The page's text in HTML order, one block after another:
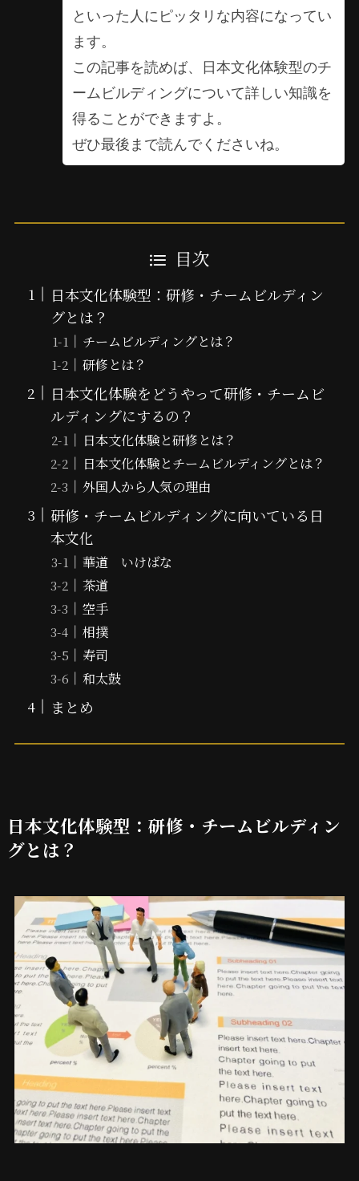
といった人にピッタリな内容になってい
ます。
この記事を読めば、日本文化体験型のチ
ームビルディングについて詳しい知識を
得ることができますよ。
ぜひ最後まで読んでくださいね。
目次
日本文化体験型：研修・チームビルディン
グとは？
チームビルディングとは？
研修とは？
日本文化体験をどうやって研修・チームビ
ルディングにするの？
日本文化体験と研修とは？
日本文化体験とチームビルディングとは？
外国人から人気の理由
研修・チームビルディングに向いている日
本文化
華道 いけばな
茶道
空手
相撲
寿司
和太鼓
まとめ
日本文化体験型：研修・チームビルディン
グとは？